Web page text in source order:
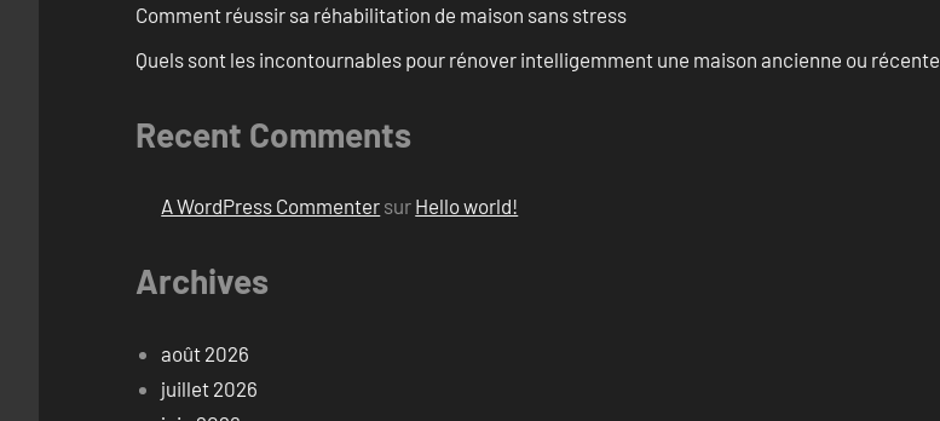
Comment réussir sa réhabilitation de maison sans stress
Quels sont les incontournables pour rénover intelligemment une maison ancienne ou récente
Recent Comments
A WordPress Commenter sur Hello world!
Archives
août 2026
juillet 2026